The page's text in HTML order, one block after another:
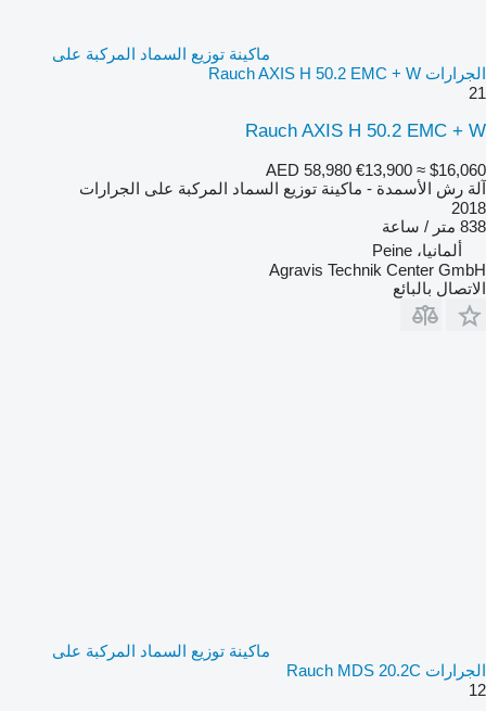
ماكينة توزيع السماد المركبة على
الجرارات Rauch AXIS H 50.2 EMC + W
21
Rauch AXIS H 50.2 EMC + W
AED 58,980 €13,900 ≈ $16,060
آلة رش الأسمدة - ماكينة توزيع السماد المركبة على الجرارات
2018
838 متر / ساعة
ألمانيا، Peine
Agravis Technik Center GmbH
الاتصال بالبائع
ماكينة توزيع السماد المركبة على
الجرارات Rauch MDS 20.2C
12